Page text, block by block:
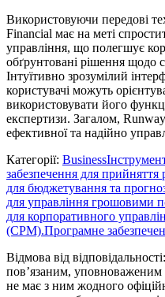
Використовуючи передові
Financial має на меті
управління, що полегшує
обґрунтовані рішення щодо
Інтуїтивно зрозумілий
користувачі можуть
використовувати його
експертизи. Загалом,
ефективної та надійно
Категорії: Business
забезпечення для прийняття
для бюджетування та
для управління грошовими
для корпоративного
(CPM).Програмне
Відмова від
пов’язаним, уповноваженим
не має з ним жодного